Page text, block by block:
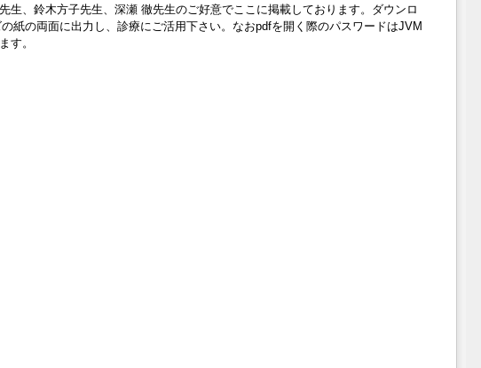
生、鈴木方子先生、深瀬 徹先生のご好意でここに掲載しております。ダウンロ
紙の両面に出力し、診療にご活用下さい。なおpdfを開く際のパスワードはJVM
す。